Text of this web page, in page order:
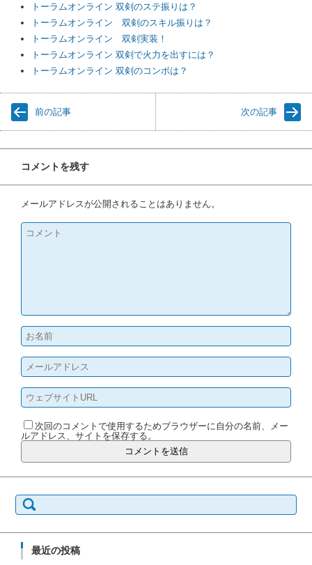
トーラムオンライン 双剣のステ振りは？
トーラムオンライン 双剣のスキル振りは？
トーラムオンライン 双剣実装！
トーラムオンライン 双剣で火力を出すには？
トーラムオンライン 双剣のコンボは？
前の記事 次の記事
コメントを残す
メールアドレスが公開されることはありません。
次回のコメントで使用するためブラウザーに自分の名前、メー
ルアドレス、サイトを保存する。
検索:
最近の投稿